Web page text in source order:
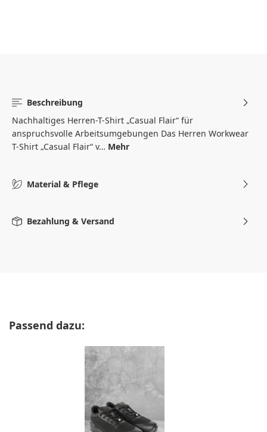
Beschreibung
Nachhaltiges Herren-T-Shirt „Casual Flair“ für
anspruchsvolle Arbeitsumgebungen Das Herren Workwear
T-Shirt „Casual Flair“ v… Mehr
Material & Pflege
Bezahlung & Versand
Produktgalerie überspringen
Passend dazu: